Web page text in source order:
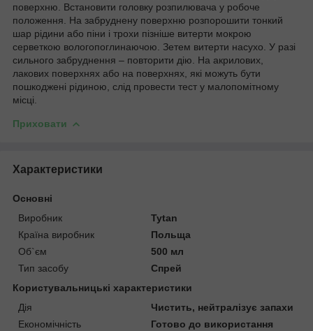
поверхню. Встановити головку розпилювача у робоче
положення. На забруднену поверхню розпорошити тонкий
шар рідини або піни і трохи пізніше витерти мокрою
серветкою вологопоглинаючою. Зетем витерти насухо. У разі
сильного забруднення – повторити дію. На акрилових,
лакових поверхнях або на поверхнях, які можуть бути
пошкоджені рідиною, слід провести тест у малопомітному
місці.
Приховати
Характеристики
Основні
Виробник
Tytan
Країна виробник
Польща
Об`єм
500 мл
Тип засобу
Спрей
Користувальницькі характеристики
Дія
Чистить, нейтралізує запахи
Економічність
Готово до використання